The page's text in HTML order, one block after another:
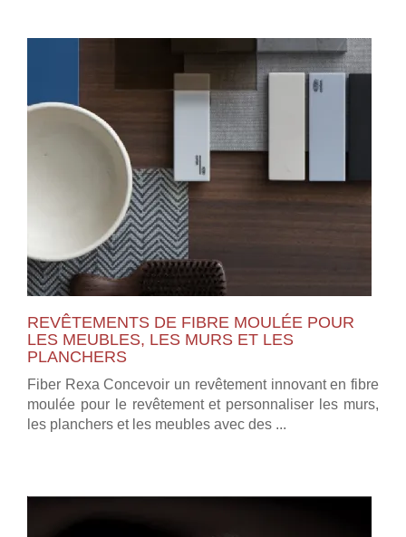
REVÊTEMENTS DE FIBRE MOULÉE POUR
LES MEUBLES, LES MURS ET LES
PLANCHERS
Fiber Rexa Concevoir un revêtement innovant en fibre
moulée pour le revêtement et personnaliser les murs,
les planchers et les meubles avec des ...